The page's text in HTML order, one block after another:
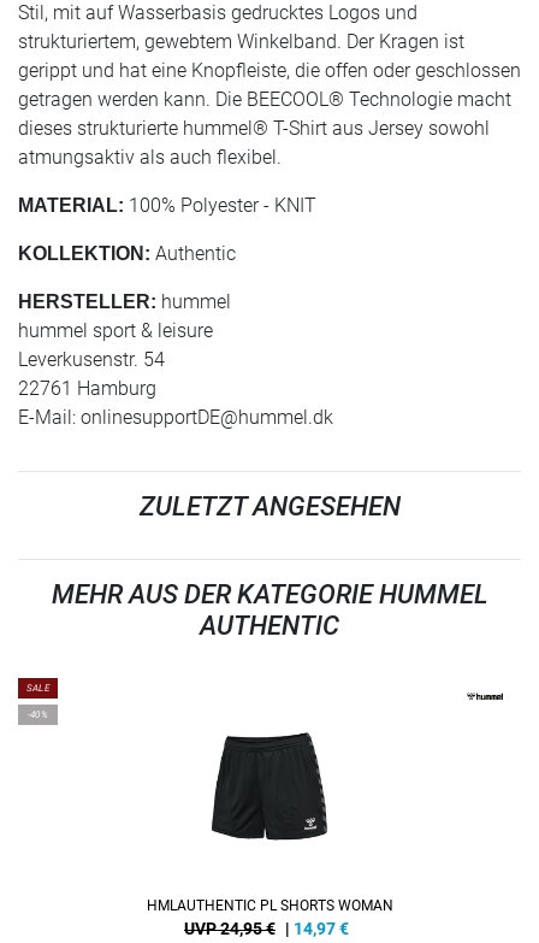
Stil, mit auf Wasserbasis gedrucktes Logos und
strukturiertem, gewebtem Winkelband. Der Kragen ist
gerippt und hat eine Knopfleiste, die offen oder geschlossen
getragen werden kann. Die BEECOOL® Technologie macht
dieses strukturierte hummel® T-Shirt aus Jersey sowohl
atmungsaktiv als auch flexibel.
MATERIAL: 100% Polyester - KNIT
KOLLEKTION: Authentic
HERSTELLER: hummel
hummel sport & leisure
Leverkusenstr. 54
22761 Hamburg
E-Mail: onlinesupportDE@hummel.dk
ZULETZT ANGESEHEN
MEHR AUS DER KATEGORIE HUMMEL
AUTHENTIC
SALE
-40%
HMLAUTHENTIC PL SHORTS WOMAN
UVP 24,95 € | 14,97€